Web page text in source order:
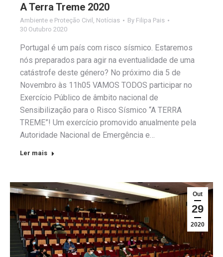
A Terra Treme 2020
Ambiente e Proteção Civil Notícias By Filipa Pais
30 Outubro 2020
Portugal é um país com risco sísmico. Estaremos
nós preparados para agir na eventualidade de uma
catástrofe deste género? No próximo dia 5 de
Novembro às 11h05 VAMOS TODOS participar no
Exercício Público de âmbito nacional de
Sensibilização para o Risco Sísmico “A TERRA
TREME”! Um exercício promovido anualmente pela
Autoridade Nacional de Emergência e…
Ler mais
Out
29
2020